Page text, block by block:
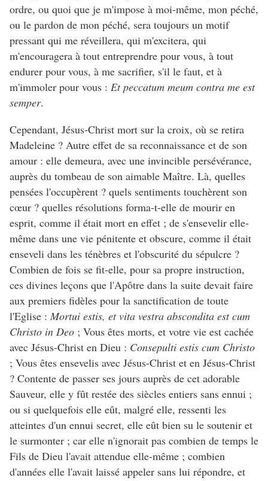
ordre, ou quoi que je m'impose à moi-même, mon péché,
ou le pardon de mon péché, sera toujours un motif
pressant qui me réveillera, qui m'excitera, qui
m'encouragera à tout entreprendre pour vous, à tout
endurer pour vous, à me sacrifier, s'il le faut, et à
m'immoler pour vous : Et peccatum meum contra me est
semper.
Cependant, Jésus-Christ mort sur la croix, où se retira
Madeleine ? Autre effet de sa reconnaissance et de son
amour : elle demeura, avec une invincible persévérance,
auprès du tombeau de son aimable Maître. Là, quelles
pensées l'occupèrent ? quels sentiments touchèrent son
cœur ? quelles résolutions forma-t-elle de mourir en
esprit, comme il était mort en effet ; de s'ensevelir elle-
même dans une vie pénitente et obscure, comme il était
enseveli dans les ténèbres et l'obscurité du sépulcre ?
Combien de fois se fit-elle, pour sa propre instruction,
ces divines leçons que l'Apôtre dans la suite devait faire
aux premiers fidèles pour la sanctification de toute
l'Eglise : Mortui estis, et vita vestra abscondita est cum
Christo in Deo ; Vous êtes morts, et votre vie est cachée
avec Jésus-Christ en Dieu : Consepulti estis cum Christo
; Vous êtes ensevelis avec Jésus-Christ et en Jésus-Christ
? Contente de passer ses jours auprès de cet adorable
Sauveur, elle y fût restée des siècles entiers sans ennui ;
ou si quelquefois elle eût, malgré elle, ressenti les
atteintes d'un ennui secret, elle eût bien su le soutenir et
le surmonter ; car elle n'ignorait pas combien de temps le
Fils de Dieu l'avait attendue elle-même ; combien
d'années elle l'avait laissé appeler sans lui répondre, et